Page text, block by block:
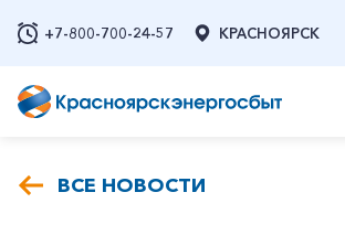
+7-800-700-24-57 КРАСНОЯРСК
ВСЕ НОВОСТИ